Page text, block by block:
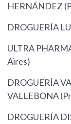
HERNÁNDEZ
DROGUERÍA
ULTRA
Aires)
DROGUERÍA
VALLEBONA
DROGUERÍA